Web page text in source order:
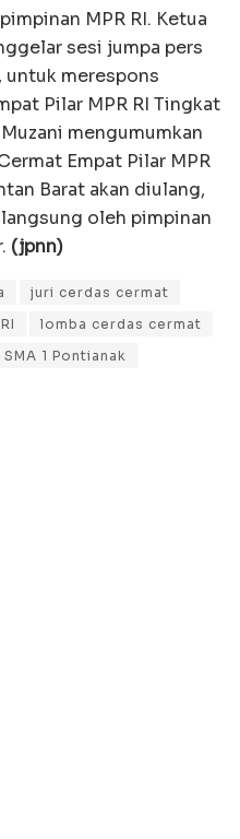
MPR RI. Ketua
sesi jumpa pers
untuk merespons
Pilar MPR RI Tingkat
mengumumkan
Empat Pilar MPR
Barat akan diulang,
oleh pimpinan
(jpnn)
juri cerdas cermat
lomba cerdas cermat
SMA 1 Pontianak